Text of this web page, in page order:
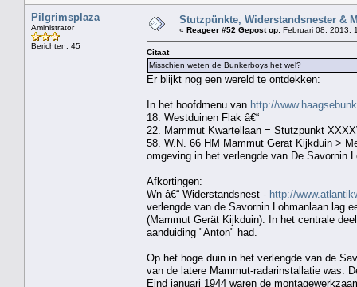
Pilgrimsplaza
Aministrator
Berichten: 45
Stutzpünkte, Widerstandsnester &
« Reageer #52 Gepost op: Februari 08, 2013,
Citaat
Misschien weten de Bunkerboys het wel?
Er blijkt nog een wereld te ontdekken:
In het hoofdmenu van http://
18. Westduinen Flak â€“
22. Mammut Kwartellaan = Stutzpunkt
58. W.N. 66 HM Mammut Gerat Kijkduin >
omgeving in het verlengde van De Savornin
Afkortingen:
Wn â€“ Widerstandsnest - http://
verlengde van de Savornin Lohmanlaan lag
(Mammut Gerät Kijkduin). In het centrale
aanduiding "Anton" had.
Op het hoge duin in het verlengde van de
van de latere Mammut-radarinstallatie was.
Eind januari 1944 waren de